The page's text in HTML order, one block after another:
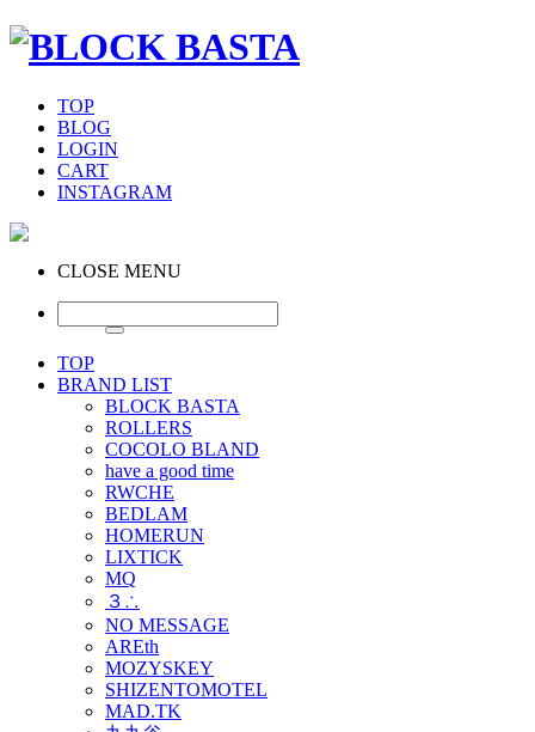
TOP
BLOG
LOGIN
CART
INSTAGRAM
CLOSE MENU
TOP
BRAND LIST
BLOCK BASTA
ROLLERS
COCOLO BLAND
have a good time
RWCHE
BEDLAM
HOMERUN
LIXTICK
MQ
３∴
NO MESSAGE
AREth
MOZYSKEY
SHIZENTOMOTEL
MAD.TK